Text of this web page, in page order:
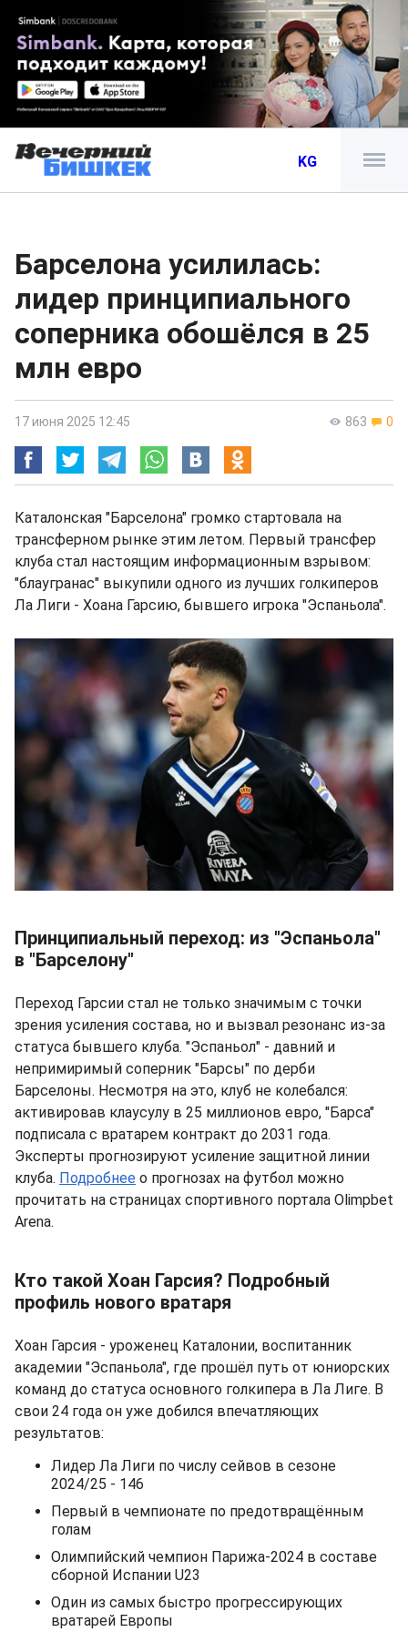
KG
Барселона усилилась:
лидер принципиального
соперника обошёлся в 25
млн евро
863 0
17 июня 2025 12:45
Каталонская "Барселона" громко стартовала на
трансферном рынке этим летом. Первый трансфер
клуба стал настоящим информационным взрывом:
"блаугранас" выкупили одного из лучших голкиперов
Ла Лиги - Хоана Гарсию, бывшего игрока "Эспаньола".
Принципиальный переход: из "Эспаньола"
в "Барселону"
Переход Гарсии стал не только значимым с точки
зрения усиления состава, но и вызвал резонанс из-за
статуса бывшего клуба. "Эспаньол" - давний и
непримиримый соперник "Барсы" по дерби
Барселоны. Несмотря на это, клуб не колебался:
активировав клаусулу в 25 миллионов евро, "Барса"
подписала с вратарем контракт до 2031 года.
Эксперты прогнозируют усиление защитной линии
клуба. Подробнее о прогнозах на футбол можно
прочитать на страницах спортивного портала Olimpbet
Arena.
Кто такой Хоан Гарсия? Подробный
профиль нового вратаря
Хоан Гарсия - уроженец Каталонии, воспитанник
академии "Эспаньола", где прошёл путь от юниорских
команд до статуса основного голкипера в Ла Лиге. В
свои 24 года он уже добился впечатляющих
результатов:
Лидер Ла Лиги по числу сейвов в сезоне
2024/25 - 146
Первый в чемпионате по предотвращённым
голам
Олимпийский чемпион Парижа-2024 в составе
сборной Испании U23
Один из самых быстро прогрессирующих
вратарей Европы